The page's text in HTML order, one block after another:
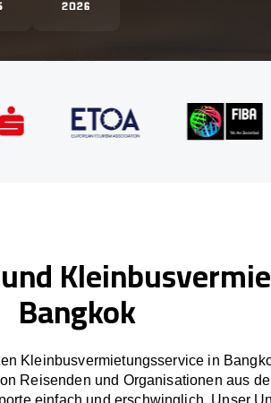
Bangkok
Kleinbusvermietungsservice in
Reisenden und Organisationen aus
einfach und erschwinglich. Unser